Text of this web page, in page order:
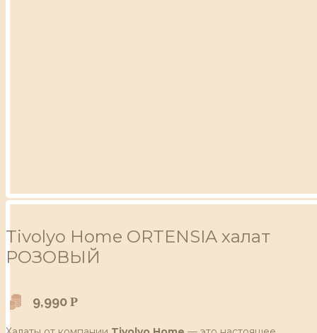
Tivolyo Home ORTENSIA халат
РОЗОВЫЙ
9,990 Р